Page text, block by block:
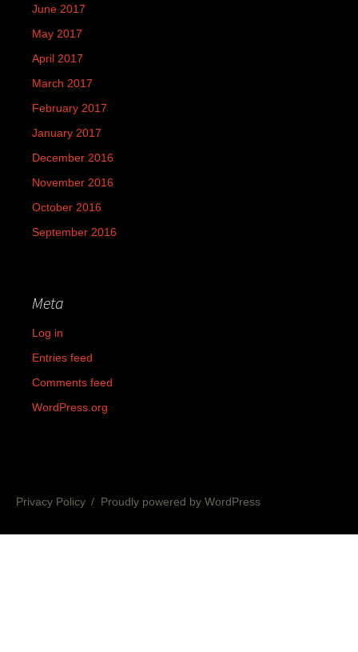
June 2017
May 2017
April 2017
March 2017
February 2017
January 2017
December 2016
November 2016
October 2016
September 2016
Meta
Log in
Entries feed
Comments feed
WordPress.org
Privacy Policy Proudly powered by WordPress